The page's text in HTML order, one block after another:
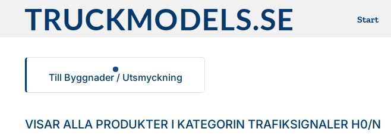
Fortsätt
Start
Till Byggnader / Utsmyckning
VISAR ALLA PRODUKTER I KATEGORIN TRAFIKSIGNALER H0/N